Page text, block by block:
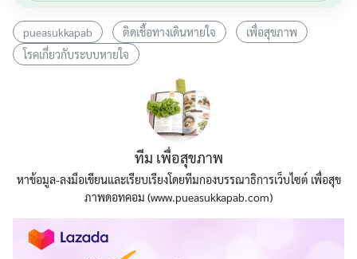
pueasukkapab ติดเชื้อทางเดินหายใจ
เพื่อสุขภาพ
โรคเกี่ยวกับระบบหายใจ
ทีม เพื่อสุขภาพ
หาข้อมูล-ลงมือเขียนและเรียบเรียงโดยทีมกองบรรณาธิการเว็บไซต์ เพื่อสุข
ภาพดอทคอม (www.pueasukkapab.com)